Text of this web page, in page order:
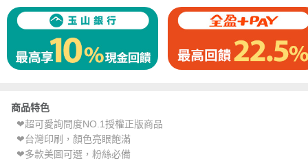
商品特色
❤超可愛詢問度NO.1授權正版商品
❤台灣印刷，顏色亮眼飽滿
❤多款美圖可選，粉絲必備